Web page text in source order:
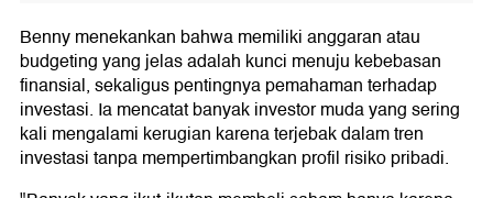
Benny menekankan bahwa memiliki anggaran atau
budgeting yang jelas adalah kunci menuju kebebasan
finansial, sekaligus pentingnya pemahaman terhadap
investasi. Ia mencatat banyak investor muda yang sering
kali mengalami kerugian karena terjebak dalam tren
investasi tanpa mempertimbangkan profil risiko pribadi.